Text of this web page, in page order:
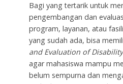
Bagi yang tertarik untuk
pengembangan dan
program, layanan, atau
yang sudah ada, bisa
and Evaluation of
agar mahasiswa mampu
belum sempurna dan